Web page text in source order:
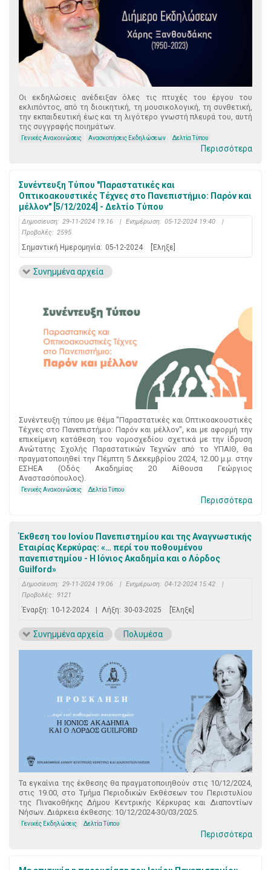
Οι εκδηλώσεις ανέδειξαν όλες τις πτυχές του έργου του
εκλιπόντος, από τη διοικητική, τη μουσικολογική, τη συνθετική,
την εκπαιδευτική έως και τη λιγότερο γνωστή πλευρά του, αυτή
της συγγραφής ποιημάτων.
Γενικές Ανακοινώσεις Ανασκοπήσεις Εκδηλώσεων Δελτία Τύπου
Περισσότερα
Συνέντευξη Τύπου "Παραστατικές και
Οπτικοακουστικές Τέχνες στο Πανεπιστήμιο: Παρόν και
μέλλον" [5/12/2024] - Δελτίο Τύπου
Δημοσίευση: 29-11-2024 19:16 | Ενημέρωση: 05-12-2024 19:40
|
Προβολές: 2595
Σημαντική Ημερομηνία: 05-12-2024 [Έληξε]
Συνημμένα αρχεία
Συνέντευξη τύπου με θέμα "Παραστατικές και Οπτικοακουστικές
Τέχνες στο Πανεπιστήμιο: Παρόν και μέλλον", και με αφορμή την
επικείμενη κατάθεση του νομοσχεδίου σχετικά με την ίδρυση
Ανώτατης Σχολής Παραστατικών Τεχνών από το ΥΠΑΙΘ, θα
πραγματοποιηθεί την Πέμπτη 5 Δεκεμβρίου 2024, 12.00 μ.μ. στην
ΕΣΗΕΑ (Οδός Ακαδημίας 20 Αίθουσα Γεώργιος
Αναστασόπουλος).
Γενικές Ανακοινώσεις Δελτία Τύπου
Περισσότερα
Έκθεση του Ιονίου Πανεπιστημίου και της Αναγνωστικής
Εταιρίας Κερκύρας: «… περί του ποθουμένου
πανεπιστημίου - Η Ιόνιος Ακαδημία και ο Λόρδος
Guilford»
Δημοσίευση: 29-11-2024 19:06 | Ενημέρωση: 04-12-2024 15:42
|
Προβολές: 9121
Έναρξη: 10-12-2024 Λήξη: 30-03-2025 [Έληξε]
Συνημμένα αρχεία Πολυμέσα
Τα εγκαίνια της έκθεσης θα πραγματοποιηθούν στις 10/12/2024,
στις 19.00, στο Τμήμα Περιοδικών Εκθέσεων του Περιστυλίου
της Πινακοθήκης Δήμου Κεντρικής Κέρκυρας και Διαποντίων
Νήσων. Διάρκεια έκθεσης: 10/12/2024-30/03/2025.
Γενικές Εκδηλώσεις Δελτία Τύπου
Περισσότερα